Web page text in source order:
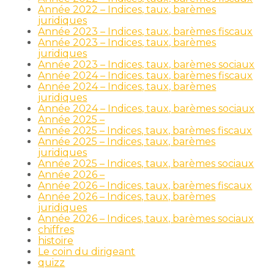
Année 2022 – Indices, taux, barèmes
juridiques
Année 2023 – Indices, taux, barèmes fiscaux
Année 2023 – Indices, taux, barèmes
juridiques
Année 2023 – Indices, taux, barèmes sociaux
Année 2024 – Indices, taux, barèmes fiscaux
Année 2024 – Indices, taux, barèmes
juridiques
Année 2024 – Indices, taux, barèmes sociaux
Année 2025 –
Année 2025 – Indices, taux, barèmes fiscaux
Année 2025 – Indices, taux, barèmes
juridiques
Année 2025 – Indices, taux, barèmes sociaux
Année 2026 –
Année 2026 – Indices, taux, barèmes fiscaux
Année 2026 – Indices, taux, barèmes
juridiques
Année 2026 – Indices, taux, barèmes sociaux
chiffres
histoire
Le coin du dirigeant
quizz